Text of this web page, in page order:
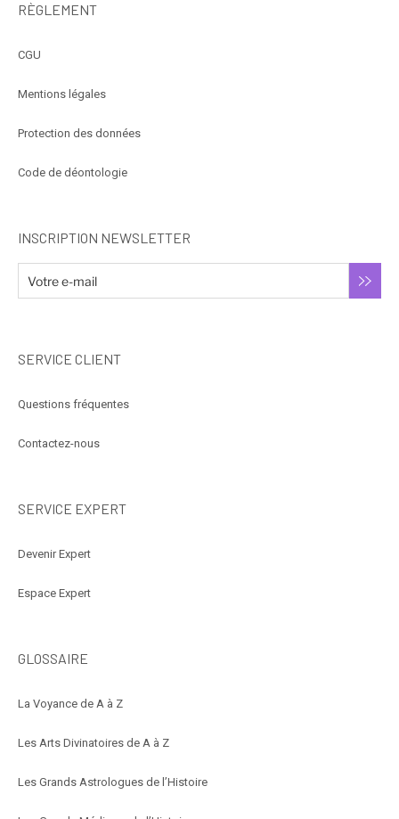
RÈGLEMENT
CGU
Mentions légales
Protection des données
Code de déontologie
INSCRIPTION NEWSLETTER
SERVICE CLIENT
Questions fréquentes
Contactez-nous
SERVICE EXPERT
Devenir Expert
Espace Expert
GLOSSAIRE
La Voyance de A à Z
Les Arts Divinatoires de A à Z
Les Grands Astrologues de l’Histoire